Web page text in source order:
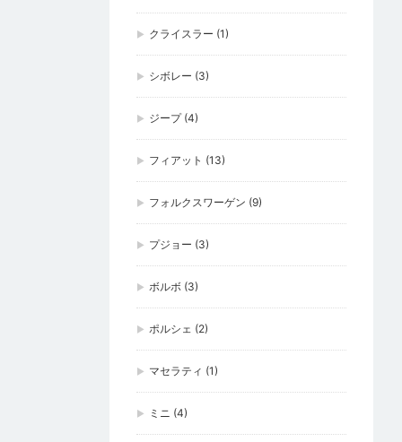
クライスラー (1)
シボレー (3)
ジープ(4)
フィアット (13)
フォルクスワーゲン (9)
プジョー (3)
ボルボ(3)
ポルシェ (2)
マセラティ (1)
ミニ (4)